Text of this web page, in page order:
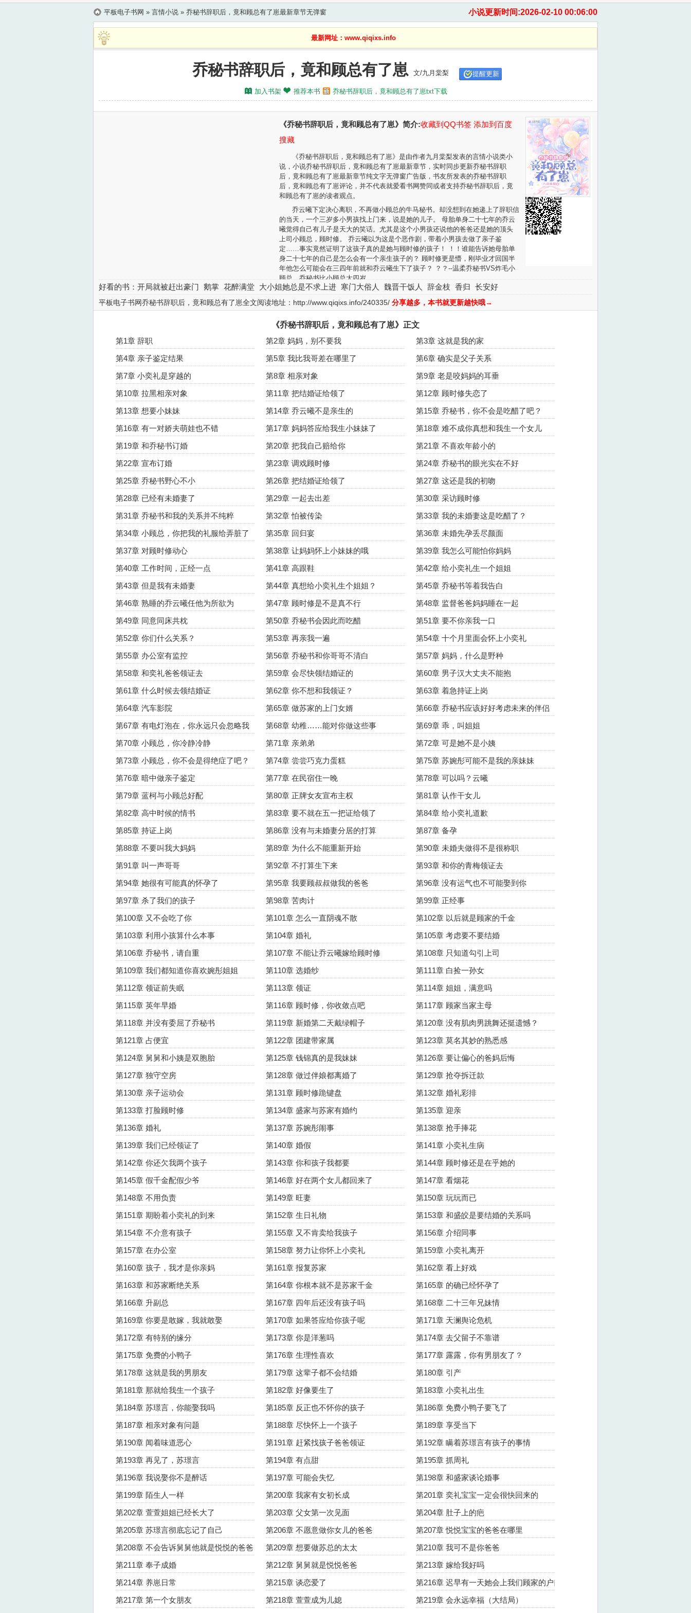
小说更新时间:2026-02-10 00:06:00
平板电子书网 » 言情小说 » 乔秘书辞职后，竟和顾总有了崽最新章节无弹窗
最新网址：www.qiqixs.info
乔秘书辞职后，竟和顾总有了崽 文/九月棠梨 提醒更新
加入书架 推荐本书 乔秘书辞职后，竟和顾总有了崽txt下载
《乔秘书辞职后，竟和顾总有了崽》简介:收藏到QQ书签 添加到百度
搜藏
《乔秘书辞职后，竟和顾总有了崽》是由作者九月棠梨发表的言情小说类小
说，小说乔秘书辞职后，竟和顾总有了崽最新章节 ，实时同步更新乔秘书辞职
后，竟和顾总有了崽最新章节纯文字无弹窗广告版，书友所发表的乔秘书辞职
后，竟和顾总有了崽评论，并不代表就爱看书网赞同或者支持乔秘书辞职后，竟
和顾总有了崽的读者观点。
乔云曦下定决心离职，不再做小顾总的牛马秘书。却没想到在她递上了辞职信
的当天，一个三岁多小男孩找上门来，说是她的儿子。 母胎单身二十七年的乔云
曦觉得自己有儿子是天大的笑话。尤其是这个小男孩还说他的爸爸还是她的顶头
上司小顾总，顾时修。 乔云曦以为这是个恶作剧，带着小男孩去做了亲子鉴
定……事实竟然证明了这孩子真的是她与顾时修的孩子！ ！！谁能告诉她母胎单
身二十七年的自己是怎么会有一个亲生孩子的？ 顾时修更是懵，刚毕业才回国半
年他怎么可能会在三四年前就和乔云曦生下了孩子？ ？？--温柔乔秘书VS炸毛小
顾总。乔秘书比小顾总大四岁。
如果您对小说乔秘书辞职后，竟和顾总有了崽全本阅读，版权等方面有质疑
的，或对本站有意见建议的请告诉我们，如果发现《乔秘书辞职后，竟和顾总有
了崽》小说最新章节有错误请点击错误举报告诉我们。请支持作者的乔秘书辞职
后，竟和顾总有了崽读者一定要到书店购买正版小说或者图书。
各位书友要是觉得《乔秘书辞职后，竟和顾总有了崽》还不错的话请不要忘记
向您QQ群和微博里的朋友推荐哦！
好看的书： 开局就被赶出豪门 鹅掌 花醉满堂 大小姐她总是不求上进 寒门大俗人 魏晋干饭人 辞金枝 香归 长安好
平板电子书网乔秘书辞职后，竟和顾总有了崽全文阅读地址： http://www.qiqixs.info/240335/ 分享越多，本书就更新越快哦→
《乔秘书辞职后，竟和顾总有了崽》正文
第1章 辞职
第2章 妈妈，别不要我
第3章 这就是我的家
第4章 亲子鉴定结果
第5章 我比我哥差在哪里了
第6章 确实是父子关系
第7章 小奕礼是穿越的
第8章 相亲对象
第9章 老是咬妈妈的耳垂
第10章 拉黑相亲对象
第11章 把结婚证给领了
第12章 顾时修失恋了
第13章 想要小妹妹
第14章 乔云曦不是亲生的
第15章 乔秘书，你不会是吃醋了吧？
第16章 有一对娇夫萌娃也不错
第17章 妈妈答应给我生小妹妹了
第18章 难不成你真想和我生一个女儿
第19章 和乔秘书订婚
第20章 把我自己赔给你
第21章 不喜欢年龄小的
第22章 宣布订婚
第23章 调戏顾时修
第24章 乔秘书的眼光实在不好
第25章 乔秘书野心不小
第26章 把结婚证给领了
第27章 这还是我的初吻
第28章 已经有未婚妻了
第29章 一起去出差
第30章 采访顾时修
第31章 乔秘书和我的关系并不纯粹
第32章 怕被传染
第33章 我的未婚妻这是吃醋了？
第34章 小顾总，你把我的礼服给弄脏了
第35章 回归宴
第36章 未婚先孕丢尽颜面
第37章 对顾时修动心
第38章 让妈妈怀上小妹妹的哦
第39章 我怎么可能怕你妈妈
第40章 工作时间，正经一点
第41章 高跟鞋
第42章 给小奕礼生一个姐姐
第43章 但是我有未婚妻
第44章 真想给小奕礼生个姐姐？
第45章 乔秘书等着我告白
第46章 熟睡的乔云曦任他为所欲为
第47章 顾时修是不是真不行
第48章 监督爸爸妈妈睡在一起
第49章 同意同床共枕
第50章 乔秘书会因此而吃醋
第51章 要不你亲我一口
第52章 你们什么关系？
第53章 再亲我一遍
第54章 十个月里面会怀上小奕礼
第55章 办公室有监控
第56章 乔秘书和你哥哥不清白
第57章 妈妈，什么是野种
第58章 和奕礼爸爸领证去
第59章 会尽快领结婚证的
第60章 男子汉大丈夫不能抱
第61章 什么时候去领结婚证
第62章 你不想和我领证？
第63章 着急持证上岗
第64章 汽车影院
第65章 做苏家的上门女婿
第66章 乔秘书应该好好考虑未来的伴侣
第67章 有电灯泡在，你永远只会忽略我
第68章 幼稚……能对你做这些事
第69章 乖，叫姐姐
第70章 小顾总，你冷静冷静
第71章 亲弟弟
第72章 可是她不是小姨
第73章 小顾总，你不会是得绝症了吧？
第74章 尝尝巧克力蛋糕
第75章 苏婉彤可能不是我的亲妹妹
第76章 暗中做亲子鉴定
第77章 在民宿住一晚
第78章 可以吗？云曦
第79章 蓝柯与小顾总好配
第80章 正牌女友宣布主权
第81章 认作干女儿
第82章 高中时候的情书
第83章 要不就在五一把证给领了
第84章 给小奕礼道歉
第85章 持证上岗
第86章 没有与未婚妻分居的打算
第87章 备孕
第88章 不要叫我大妈妈
第89章 为什么不能重新开始
第90章 未婚夫做得不是很称职
第91章 叫一声哥哥
第92章 不打算生下来
第93章 和你的青梅领证去
第94章 她很有可能真的怀孕了
第95章 我要顾叔叔做我的爸爸
第96章 没有运气也不可能娶到你
第97章 杀了我们的孩子
第98章 苦肉计
第99章 正经事
第100章 又不会吃了你
第101章 怎么一直阴魂不散
第102章 以后就是顾家的千金
第103章 利用小孩算什么本事
第104章 婚礼
第105章 考虑要不要结婚
第106章 乔秘书，请自重
第107章 不能让乔云曦嫁给顾时修
第108章 只知道勾引上司
第109章 我们都知道你喜欢婉彤姐姐
第110章 选婚纱
第111章 白捡一孙女
第112章 领证前失眠
第113章 领证
第114章 姐姐，满意吗
第115章 英年早婚
第116章 顾时修，你收敛点吧
第117章 顾家当家主母
第118章 并没有委屈了乔秘书
第119章 新婚第二天戴绿帽子
第120章 没有肌肉男跳舞还挺遗憾？
第121章 占便宜
第122章 团建带家属
第123章 莫名其妙的熟悉感
第124章 舅舅和小姨是双胞胎
第125章 钱锦真的是我妹妹
第126章 要让偏心的爸妈后悔
第127章 独守空房
第128章 做过伴娘都离婚了
第129章 抢夺拆迁款
第130章 亲子运动会
第131章 顾时修跪键盘
第132章 婚礼彩排
第133章 打脸顾时修
第134章 盛家与苏家有婚约
第135章 迎亲
第136章 婚礼
第137章 苏婉彤闹事
第138章 抢手捧花
第139章 我们已经领证了
第140章 婚假
第141章 小奕礼生病
第142章 你还欠我两个孩子
第143章 你和孩子我都要
第144章 顾时修还是在乎她的
第145章 假千金配假少爷
第146章 好在两个女儿都回来了
第147章 看烟花
第148章 不用负责
第149章 旺妻
第150章 玩玩而已
第151章 期盼着小奕礼的到来
第152章 生日礼物
第153章 和盛皎是要结婚的关系吗
第154章 不介意有孩子
第155章 又不肯卖给我孩子
第156章 介绍同事
第157章 在办公室
第158章 努力让你怀上小奕礼
第159章 小奕礼离开
第160章 孩子，我才是你亲妈
第161章 报复苏家
第162章 看上好戏
第163章 和苏家断绝关系
第164章 你根本就不是苏家千金
第165章 的确已经怀孕了
第166章 升副总
第167章 四年后还没有孩子吗
第168章 二十三年兄妹情
第169章 你要是敢嫁，我就敢娶
第170章 如果答应给你孩子呢
第171章 天澜舆论危机
第172章 有特别的缘分
第173章 你是洋葱吗
第174章 去父留子不靠谱
第175章 免费的小鸭子
第176章 生理性喜欢
第177章 露露，你有男朋友了？
第178章 这就是我的男朋友
第179章 这辈子都不会结婚
第180章 引产
第181章 那就给我生一个孩子
第182章 好像要生了
第183章 小奕礼出生
第184章 苏璟言，你能娶我吗
第185章 反正也不怀你的孩子
第186章 免费小鸭子要飞了
第187章 相亲对象有问题
第188章 尽快怀上一个孩子
第189章 享受当下
第190章 闻着味道恶心
第191章 赶紧找孩子爸爸领证
第192章 瞒着苏璟言有孩子的事情
第193章 再见了，苏璟言
第194章 有点甜
第195章 抓周礼
第196章 我说娶你不是醉话
第197章 可能会失忆
第198章 和盛家谈论婚事
第199章 陌生人一样
第200章 我家有女初长成
第201章 奕礼宝宝一定会很快回来的
第202章 萱萱姐姐已经长大了
第203章 父女第一次见面
第204章 肚子上的疤
第205章 苏璟言彻底忘记了自己
第206章 不愿意做你女儿的爸爸
第207章 悦悦宝宝的爸爸在哪里
第208章 不会告诉舅舅他就是悦悦的爸爸
第209章 想要做苏总的太太
第210章 我可不是你爸爸
第211章 奉子成婚
第212章 舅舅就是悦悦爸爸
第213章 嫁给我好吗
第214章 养崽日常
第215章 谈恋爱了
第216章 迟早有一天她会上我们顾家的户口本
第217章 第一个女朋友
第218章 萱萱成为儿媳 第219章 会永远幸福（大结局）